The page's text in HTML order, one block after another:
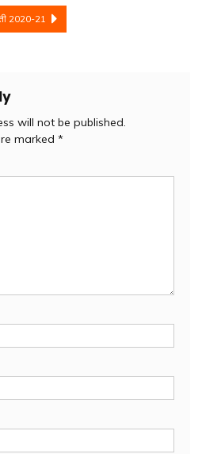
2020-21
will not be published.
marked *